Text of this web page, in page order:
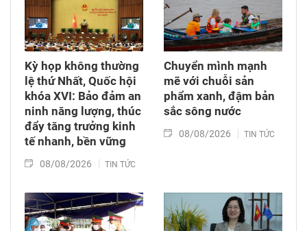
tiếp tục bằng những chính sách đủ đầy hơn, để
những người sinh ra trong hòa bình không bị
bỏ lại với hậu quả của cuộc chiến mình chưa
từng trải qua.
Kỳ họp không thường
lệ thứ Nhất, Quốc hội
khóa XVI: Bảo đảm an
ninh năng lượng, thúc
đẩy tăng trưởng kinh
tế nhanh, bền vững
08/08/2026 TIN TỨC
Chuyển mình mạnh
mẽ với chuỗi sản
phẩm xanh, đậm bản
sắc sông nước
08/08/2026 TIN TỨC